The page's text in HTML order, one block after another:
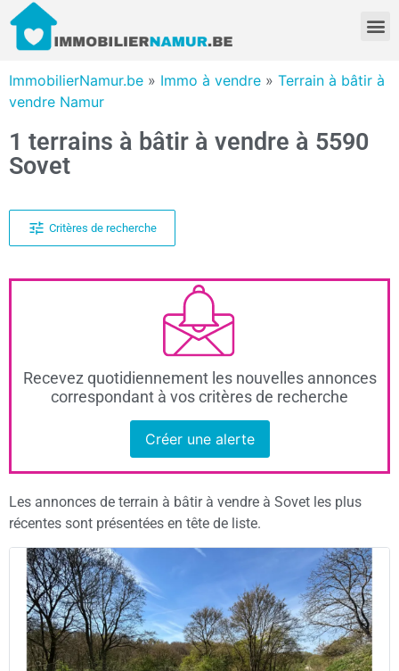
ImmobilierNamur.be » Immo à vendre » Terrain à bâtir à
vendre Namur
1 terrains à bâtir à vendre à 5590
Sovet
Critères de recherche
Recevez quotidiennement les nouvelles annonces
correspondant à vos critères de recherche
Créer une alerte
Les annonces de terrain à bâtir à vendre à Sovet les plus
récentes sont présentées en tête de liste.